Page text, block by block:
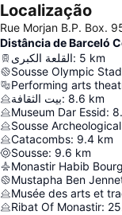
Localização
Rue Morjan B.P. Box.
Distância de Barceló
القلعة الكبرى: 5 km
Sousse Olympic
Performing arts
بيت الثقافة: 8.6 km
Museum Dar Essid:
Sousse
Catacombs: 9.4 km
Sousse: 9.6 km
Monastir Habib
Mustapha Ben
Musée des arts et
Ribat Of Monastir: